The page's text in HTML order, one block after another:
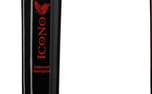
Icono Chardonnay
Blancos